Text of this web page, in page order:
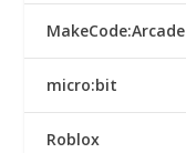
MakeCode:Arcade
micro:bit
Roblox